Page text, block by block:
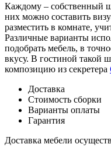
Каждому – собственный
них можно составить
разместить в комнате,
Различные варианты
подобрать мебель, в
вкусу. В гостиной такой
композицию из секретера
Доставка
Стоимость сборки
Варианты оплаты
Гарантия
Доставка мебели